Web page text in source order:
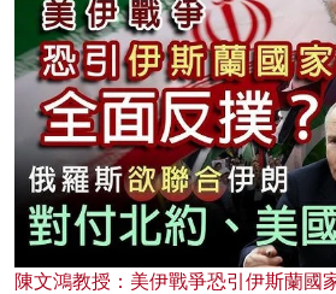
陳文鴻教授：美伊戰爭恐引伊斯蘭國